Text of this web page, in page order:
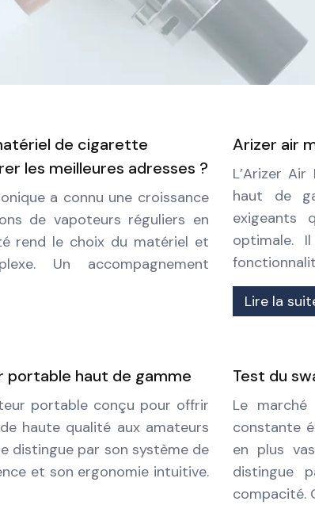
de cigarette
les meilleures adresses ?
a connu une croissance
de vapoteurs réguliers en
rend le choix du matériel et
Un accompagnement
Arizer air
L’Arizer
haut de
exigeants
optimale.
Lire la
portable haut de gamme
portable conçu pour offrir
haute qualité aux amateurs
distingue par son système de
et son ergonomie intuitive.
Test du
Le
constante
en plus
distingue
compacité.